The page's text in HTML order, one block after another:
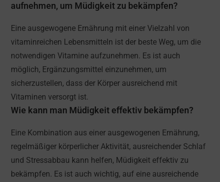
aufnehmen, um Müdigkeit zu bekämpfen?
Eine ausgewogene Ernährung mit einer Vielzahl von
vitaminreichen Lebensmitteln ist der beste Weg, um die
notwendigen Vitamine aufzunehmen. Es ist auch
möglich, Ergänzungsmittel einzunehmen, um
sicherzustellen, dass der Körper ausreichend mit
Vitaminen versorgt ist.
Wie kann man Müdigkeit effektiv bekämpfen?
Eine Kombination aus einer ausgewogenen Ernährung,
regelmäßiger körperlicher Aktivität, ausreichender Schlaf
und Stressabbau kann helfen, Müdigkeit effektiv zu
bekämpfen. Es ist auch wichtig, auf eine ausreichende